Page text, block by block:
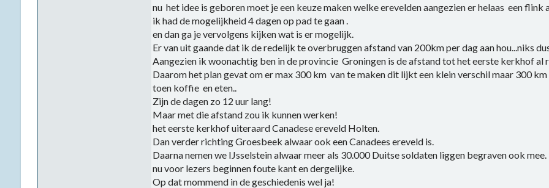
nu het idee is geboren moet je een keuze maken welke erevelden aangezien er helaas een
ik had de mogelijkheid 4 dagen op pad te gaan .
en dan ga je vervolgens kijken wat is er mogelijk.
Er van uit gaande dat ik de redelijk te overbruggen afstand van 200km per dag aan hou...niks
Aangezien ik woonachtig ben in de provincie Groningen is de afstand tot het eerste kerkhof al
Daarom het plan gevat om er max 300 km van te maken dit lijkt een klein verschil maar 300
toen koffie en eten..
Zijn de dagen zo 12 uur lang!
Maar met die afstand zou ik kunnen werken!
het eerste kerkhof uiteraard Canadese ereveld Holten.
Dan verder richting Groesbeek alwaar ook een Canadees ereveld is.
Daarna nemen we IJsselstein alwaar meer als 30.000 Duitse soldaten liggen begraven ook mee.
nu voor lezers beginnen foute kant en dergelijke.
Op dat mommend in de geschiedenis wel ja!